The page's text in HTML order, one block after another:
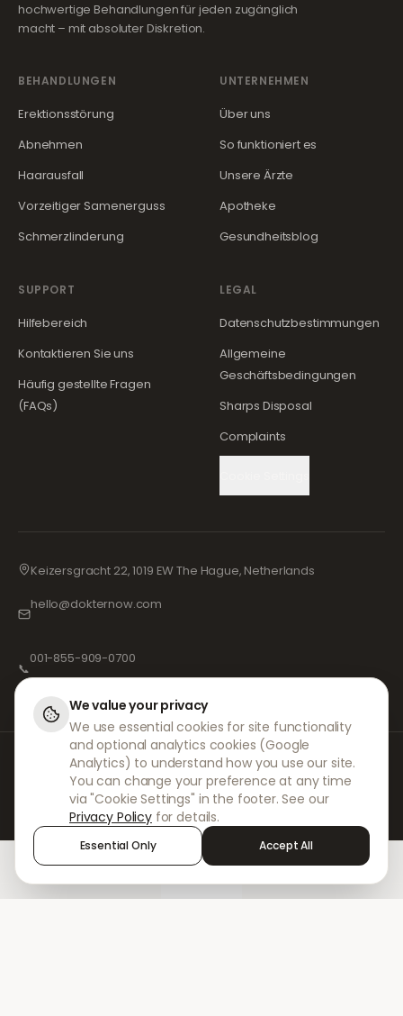
hochwertige Behandlungen für jeden zugänglich
macht – mit absoluter Diskretion.
BEHANDLUNGEN
Erektionsstörung
Abnehmen
Haarausfall
Vorzeitiger Samenerguss
Schmerzlinderung
UNTERNEHMEN
Über uns
So funktioniert es
Unsere Ärzte
Apotheke
Gesundheitsblog
SUPPORT
Hilfebereich
Kontaktieren Sie uns
Häufig gestellte Fragen
(FAQs)
LEGAL
Datenschutzbestimmungen
Allgemeine
Geschäftsbedingungen
Sharps Disposal
Complaints
Keizersgracht 22, 1019 EW The Hague, Netherlands
hello@dokternow.com
📞
001-855-909-0700
Bei DokterNow arbeiten wir mit vollständig registrierten Ärzten und
Apotheken sowie erfahrenen medizinischen Fachkräften zusammen, um
sicherzustellen, dass Ihre Rezepte sicher und mit größter Sorgfalt
verwaltet werden. Unsere registrierten unabhängigen Verschreiber
übernehmen alle Konsultationen und Verschreibungen. Unsere
Partnerapotheken kümmern sich um die Abgabe und den Versand der
Medikamente.
We value your privacy
We use essential cookies for site functionality
and optional analytics cookies (Google
Analytics) to understand how you use our site.
You can change your preference at any time
via "Cookie Settings" in the footer. See our
Privacy Policy for details.
Essential Only Accept All
Sign in